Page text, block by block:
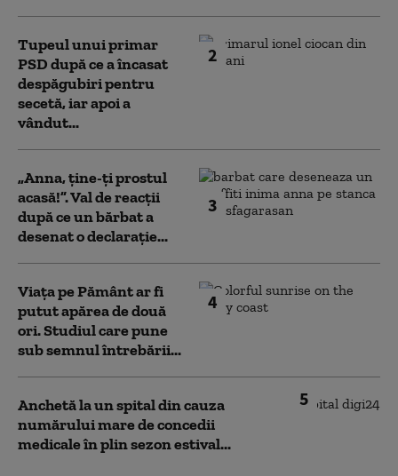
2
Tupeul unui primar
PSD după ce a încasat
despăgubiri pentru
secetă, iar apoi a
vândut...
3
„Anna, ţine-ţi prostul
acasă!”. Val de reacții
după ce un bărbat a
desenat o declarație...
4
Viața pe Pământ ar fi
putut apărea de două
ori. Studiul care pune
sub semnul întrebării...
5
Anchetă la un spital din cauza
numărului mare de concedii
medicale în plin sezon estival...